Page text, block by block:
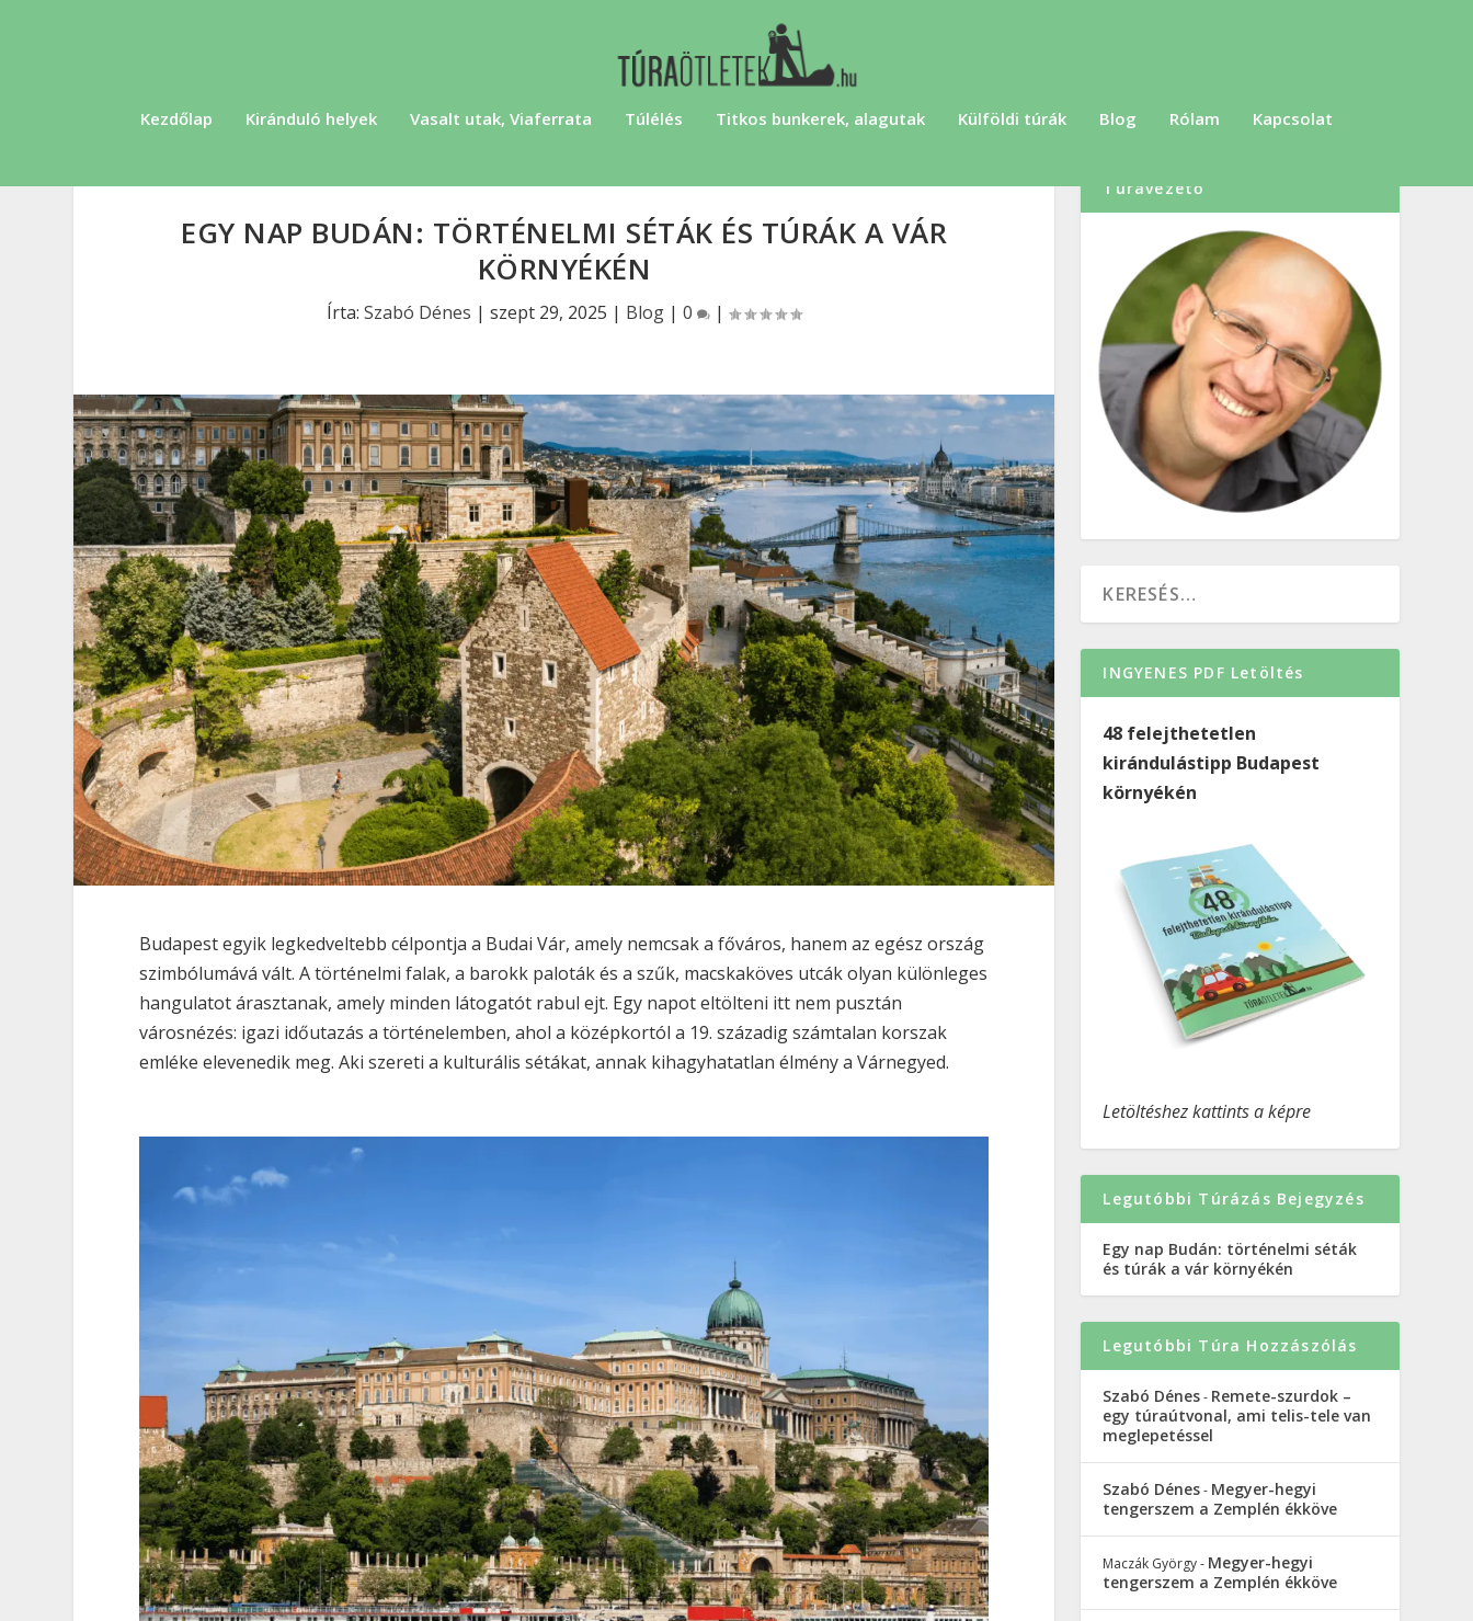
Kezdőlap Kiránduló helyek Vasalt utak, Viaferrata Túlélés Titkos bunkerek, alagutak Külföldi túrák Blog Rólam Kapcsolat
EGY NAP BUDÁN: TÖRTÉNELMI SÉTÁK ÉS TÚRÁK A VÁR
KÖRNYÉKÉN
Írta:Szabó Dénes |szept 29, 2025 | Blog |0 |
Budapest egyik legkedveltebb célpontja a Budai Vár, amely nemcsak a főváros, hanem az egész ország
szimbólumává vált. A történelmi falak, a barokk paloták és a szűk, macskaköves utcák olyan különleges
hangulatot árasztanak, amely minden látogatót rabul ejt. Egy napot eltölteni itt nem pusztán
városnézés: igazi időutazás a történelemben, ahol a középkortól a 19. századig számtalan korszak
emléke elevenedik meg. Aki szereti a kulturális sétákat, annak kihagyhatatlan élmény a Várnegyed.
Túravezető
INGYENES PDF Letöltés
48 felejthetetlen
kirándulástipp Budapest
környékén
Letöltéshez kattints a képre
Legutóbbi Túrázás Bejegyzés
Egy nap Budán: történelmi séták
és túrák a vár környékén
Legutóbbi Túra Hozzászólás
Szabó Dénes- Remete-szurdok –
egy túraútvonal, ami telis-tele van
meglepetéssel
Szabó Dénes- Megyer-hegyi
tengerszem a Zemplén ékköve
Maczák György- Megyer-hegyi
tengerszem a Zemplén ékköve